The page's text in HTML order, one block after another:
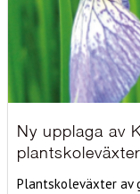
Ny upplaga av
plantskoleväxter
Plantskoleväxter